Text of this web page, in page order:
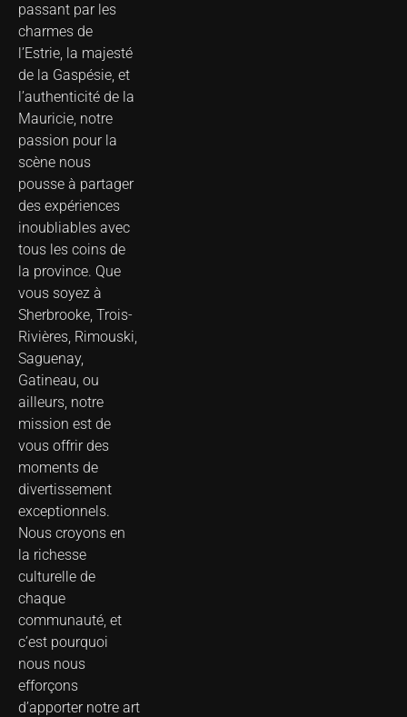
passant par les
charmes de
l’Estrie, la majesté
de la Gaspésie, et
l’authenticité de la
Mauricie, notre
passion pour la
scène nous
pousse à partager
des expériences
inoubliables avec
tous les coins de
la province. Que
vous soyez à
Sherbrooke, Trois-
Rivières, Rimouski,
Saguenay,
Gatineau, ou
ailleurs, notre
mission est de
vous offrir des
moments de
divertissement
exceptionnels.
Nous croyons en
la richesse
culturelle de
chaque
communauté, et
c’est pourquoi
nous nous
efforçons
d’apporter notre art